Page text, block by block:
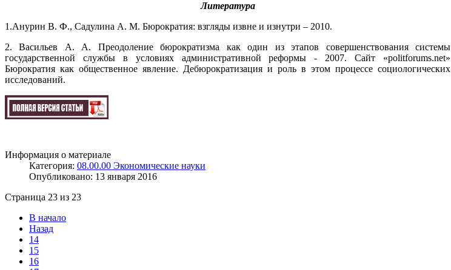
Литература
1.Анурин В. Ф., Садулина А. М. Бюрократия: взгляды извне и изнутри – 2010.
2. Васильев А. А. Преодоление бюрократизма как один из этапов совершенствования системы
государственной службы в условиях административной реформы - 2007. Сайт «politforums.net»
Бюрократия как общественное явление. Дебюрократизация и роль в этом процессе социологических
исследований.
Информация о материале
Категория: 08.00.00 Экономические науки
Опубликовано: 13 января 2016
Страница 23 из 23
В начало
Назад
14
15
16